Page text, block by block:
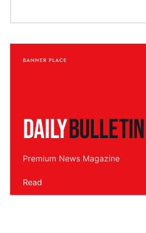
BANNER PLACE
Premium News Magazine
Read